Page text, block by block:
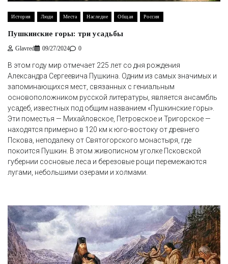
История Люди Места Наследие Общая Россия
Пушкинские горы: три усадьбы
Glavred 09/27/2024 0
В этом году мир отмечает 225 лет со дня рождения
Александра Сергеевича Пушкина. Одним из самых значимых и
запоминающихся мест, связанных с гениальным
основоположником русской литературы, является ансамбль
усадеб, известных под общим названием «Пушкинские горы».
Эти поместья — Михайловское, Петровское и Тригорское —
находятся примерно в 120 км к юго-востоку от древнего
Пскова, неподалеку от Святогорского монастыря, где
покоится Пушкин. В этом живописном уголке Псковской
губернии сосновые леса и березовые рощи перемежаются
лугами, небольшими озерами и холмами.